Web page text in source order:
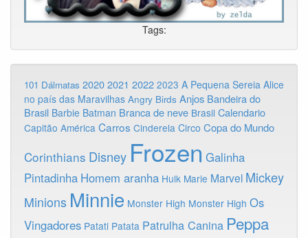
Tags:
101 Dálmatas 2020 2021 2022 2023 A Pequena Sereia Alice
no país das Maravilhas Angry Birds Anjos Bandeira do
Brasil Barbie Batman Branca de neve Brasil Calendario
Capitão América Carros Cinderela Circo Copa do Mundo
Corinthians Disney Frozen Galinha
Pintadinha Homem aranha Hulk Marie Marvel Mickey
Minions Minnie Monster High Monster High Os
Vingadores Patati Patata Patrulha Canina Peppa